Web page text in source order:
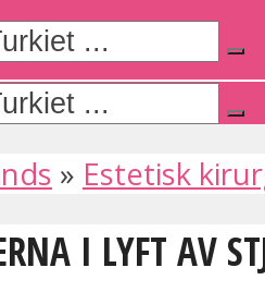
» Estetisk
I LYFT AV